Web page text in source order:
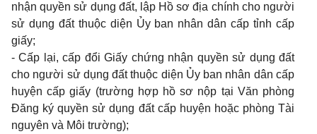
nhận quyền sử dụng đất, lập Hồ sơ địa chính cho người
sử dụng đất thuộc diện Ủy ban nhân dân cấp tỉnh cấp
giấy;
- Cấp lại, cấp đổi Giấy chứng nhận quyền sử dụng đất
cho người sử dụng đất thuộc diện Ủy ban nhân dân cấp
huyện cấp giấy (trường hợp hồ sơ nộp tại Văn phòng
Đăng ký quyền sử dụng đất cấp huyện hoặc phòng Tài
nguyên và Môi trường);